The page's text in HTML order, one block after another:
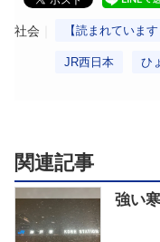
社会 【読まれています
JR西日本 ひ
関連記事
強い